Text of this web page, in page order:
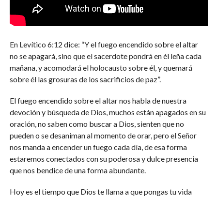
En Levítico 6:12 dice: “Y el fuego encendido sobre el altar
no se apagará, sino que el sacerdote pondrá en él leña cada
mañana, y acomodará el holocausto sobre él, y quemará
sobre él las grosuras de los sacrificios de paz”.
El fuego encendido sobre el altar nos habla de nuestra
devoción y búsqueda de Dios, muchos están apagados en su
oración, no saben como buscar a Dios, sienten que no
pueden o se desaniman al momento de orar, pero el Señor
nos manda a encender un fuego cada día, de esa forma
estaremos conectados con su poderosa y dulce presencia
que nos bendice de una forma abundante.
Hoy es el tiempo que Dios te llama a que pongas tu vida